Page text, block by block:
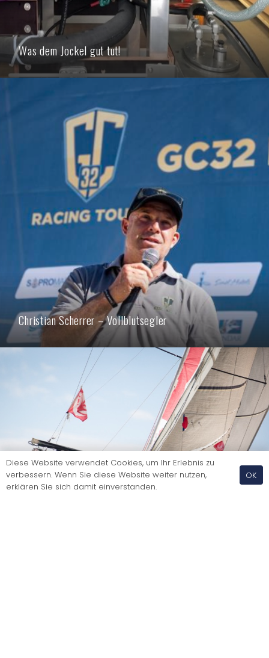
Was dem Jockel gut tut!
Christian Scherrer – Vollblutsegler
Diese Website verwendet Cookies, um Ihr Erlebnis zu
verbessern. Wenn Sie diese Website weiter nutzen,
erklären Sie sich damit einverstanden.
OK